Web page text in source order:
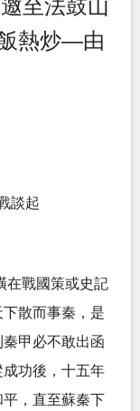
至法鼓山
熱炒—由
談起
在戰國策或史記
散而事秦，是
甲必不敢出函
功後，十五年
，直至蘇秦下